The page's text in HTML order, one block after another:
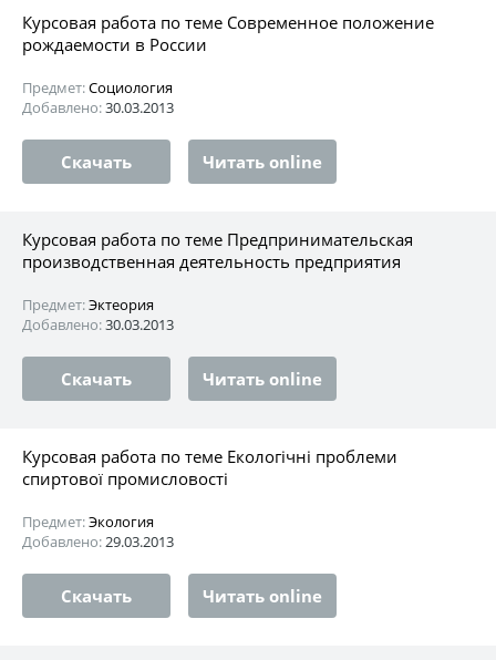
Курсовая работа по теме Современное положение
рождаемости в России
Предмет:Социология
Добавлено:30.03.2013
Скачать Читать online
Курсовая работа по теме Предпринимательская
производственная деятельность предприятия
Предмет:Эктеория
Добавлено:30.03.2013
Скачать Читать online
Курсовая работа по теме Екологічні проблеми
спиртової промисловості
Предмет:Экология
Добавлено:29.03.2013
Скачать Читать online